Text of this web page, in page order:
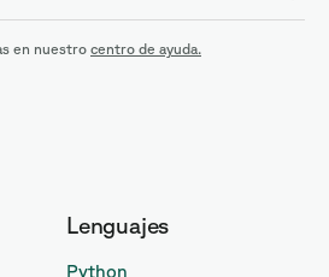
en nuestro centro de ayuda.
Lenguajes
Python